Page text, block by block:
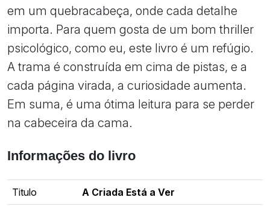
em um quebracabeça, onde cada detalhe
importa. Para quem gosta de um bom thriller
psicológico, como eu, este livro é um refúgio.
A trama é construída em cima de pistas, e a
cada página virada, a curiosidade aumenta.
Em suma, é uma ótima leitura para se perder
na cabeceira da cama.
Informações do livro
Titulo A Criada Está a Ver